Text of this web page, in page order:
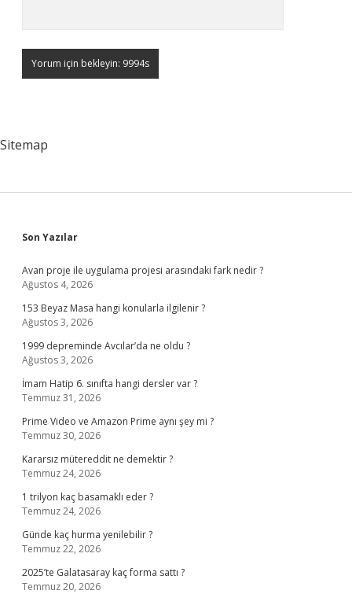
Sitemap
Sidebar
Son Yazılar
Avan proje ile uygulama projesi arasındaki fark nedir ?
Ağustos 4, 2026
153 Beyaz Masa hangi konularla ilgilenir ?
Ağustos 3, 2026
1999 depreminde Avcılar’da ne oldu ?
Ağustos 3, 2026
İmam Hatip 6. sınıfta hangi dersler var ?
Temmuz 31, 2026
Prime Video ve Amazon Prime aynı şey mi ?
Temmuz 30, 2026
Kararsız mütereddit ne demektir ?
Temmuz 24, 2026
1 trilyon kaç basamaklı eder ?
Temmuz 24, 2026
Günde kaç hurma yenilebilir ?
Temmuz 22, 2026
2025’te Galatasaray kaç forma sattı ?
Temmuz 20, 2026